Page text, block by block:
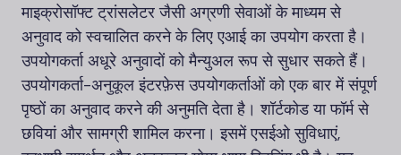
माइक्रोसॉफ्ट ट्रांसलेटर जैसी अग्रणी सेवाओं के माध्यम से
अनुवाद को स्वचालित करने के लिए एआई का उपयोग करता है।
उपयोगकर्ता अधूरे अनुवादों को मैन्युअल रूप से सुधार सकते हैं।
उपयोगकर्ता-अनुकूल इंटरफ़ेस उपयोगकर्ताओं को एक बार में संपूर्ण
पृष्ठों का अनुवाद करने की अनुमति देता है। शॉर्टकोड या फॉर्म से
छवियां और सामग्री शामिल करना। इसमें एसईओ सुविधाएं,